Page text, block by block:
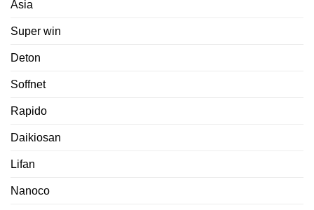
Asia
Super win
Deton
Soffnet
Rapido
Daikiosan
Lifan
Nanoco